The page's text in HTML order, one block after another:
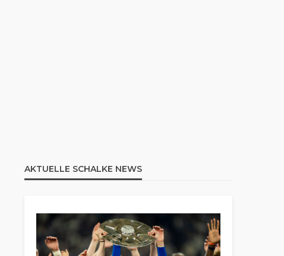
AKTUELLE SCHALKE NEWS